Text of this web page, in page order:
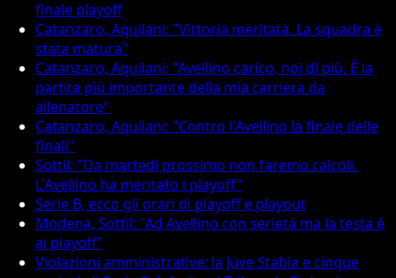
finale playoff
Catanzaro, Aquilani: "Vittoria meritata. La squadra è
stata matura"
Catanzaro, Aquilani: "Avellino carico, noi di più. È la
partita più importante della mia carriera da
allenatore"
Catanzaro, Aquilani: "Contro l'Avellino la finale delle
finali"
Sottil: "Da martedì prossimo non faremo calcoli.
L'Avellino ha meritato i playoff"
Serie B, ecco gli orari di playoff e playout
Modena, Sottil: "Ad Avellino con serietà ma la testa è
ai playoff"
Violazioni amministrative: la Juve Stabia e cinque